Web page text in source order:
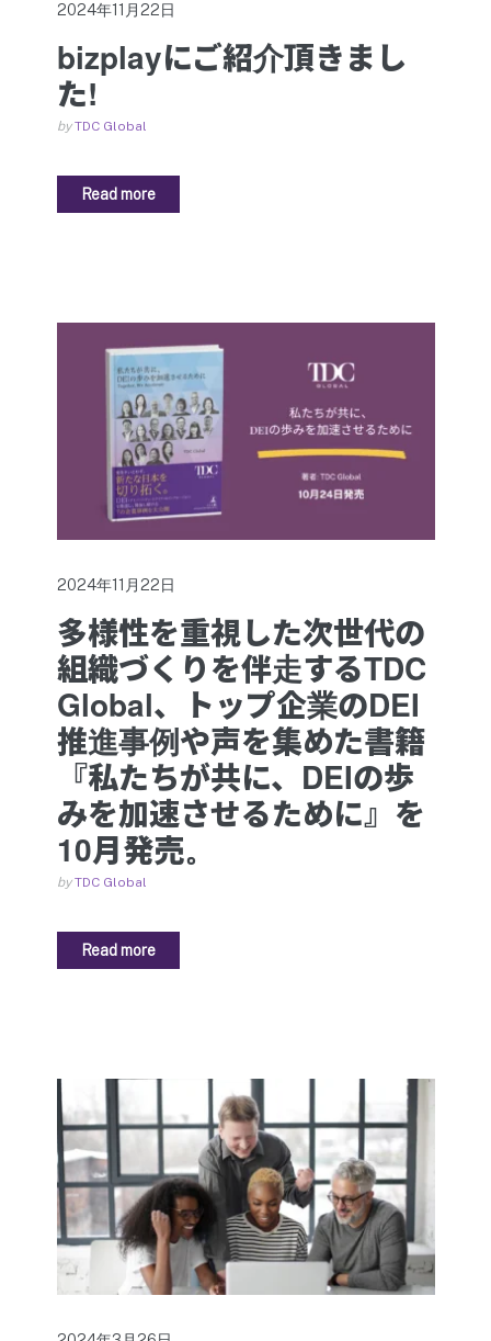
2024年11月22日
bizplayにご紹介頂きまし
た!
byTDC Global
Read more
2024年11月22日
多様性を重視した次世代の
組織づくりを伴走するTDC
Global、トップ企業のDEI
推進事例や声を集めた書籍
『私たちが共に、DEIの歩
みを加速させるために』を
10月発売。
byTDC Global
Read more